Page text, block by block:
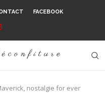
FACEBOOK
nostalgie for ever